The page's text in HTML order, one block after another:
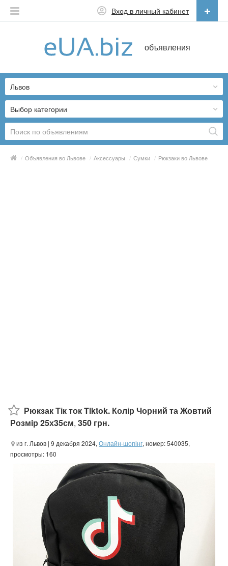
объявления
Вход в личный кабинет
Українська
Выбор категории
Львов
/ Объявления во Львове / Аксессуары / Сумки / Рюкзаки во Львове
Рюкзак Тік ток Tiktok. Колір Чорний та Жовтий
Розмiр 25х35см, 350 грн.
из г. Львов | 9 декабря 2024, Онлайн-шопінг, номер: 540035,
просмотры: 160